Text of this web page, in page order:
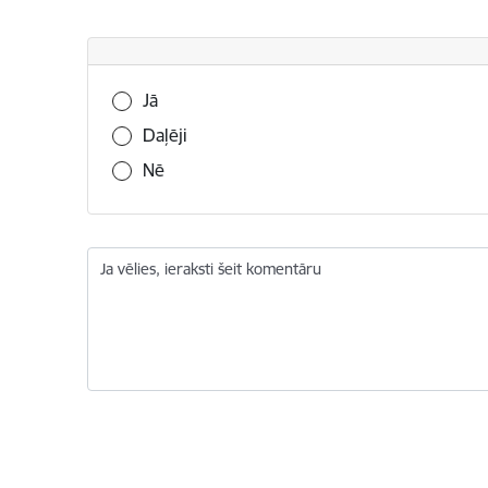
Vai šī informācija bija noderīga?
Jā
Daļēji
Nē
Ja vēlies, ieraksti šeit komentāru